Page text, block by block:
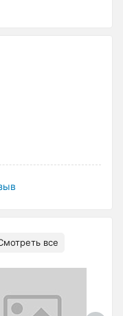
все